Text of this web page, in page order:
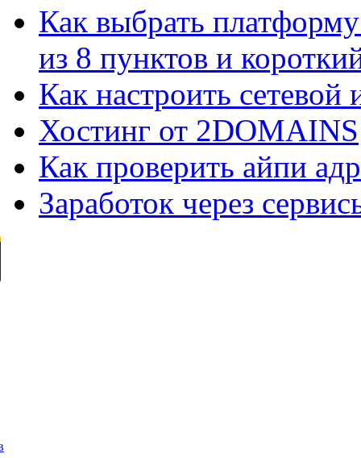
Как выбрать
из 8 пунктов и
Как настроить
Хостинг от 2DOMAINS
Как проверить айпи
Заработок через